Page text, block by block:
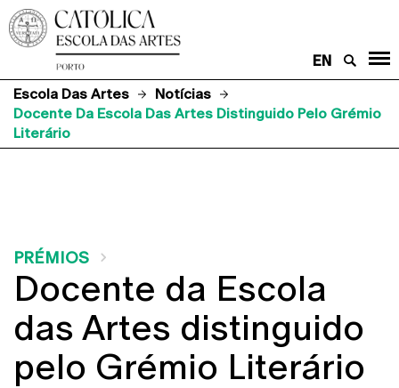
EN
Escola Das Artes
Notícias
Docente Da Escola Das Artes Distinguido Pelo Grémio
Literário
PRÉMIOS
Docente da Escola
das Artes distinguido
pelo Grémio Literário